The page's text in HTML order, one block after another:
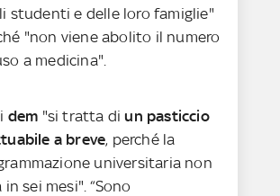
studenti e delle loro famiglie"
"non viene abolito il numero
a medicina".
dem "si tratta diun pasticcio
a breve, perché la
universitaria non
in sei mesi". “Sono